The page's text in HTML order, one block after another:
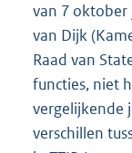
van 7 oktober
van Dijk
Raad van
functies, niet
vergelijkende
verschillen